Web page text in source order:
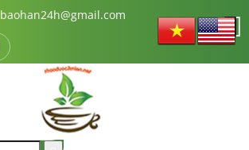
baohan24h@gmail.com